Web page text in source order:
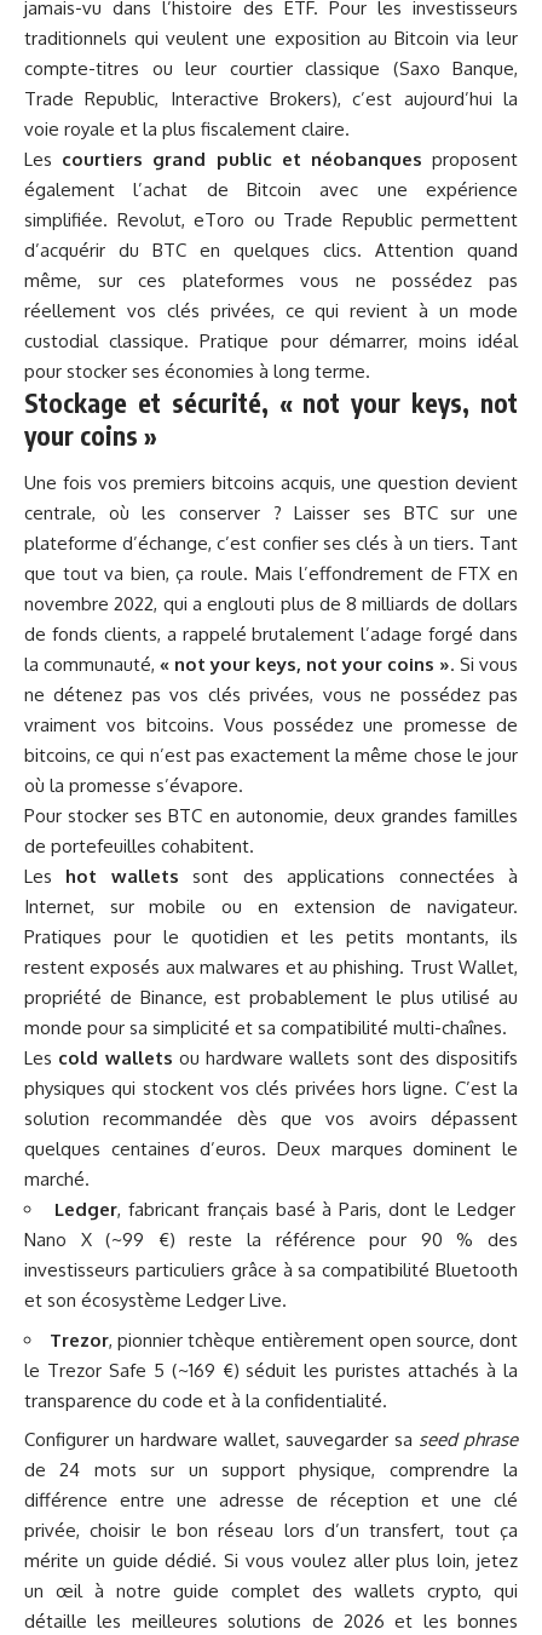
jamais-vu dans l’histoire des ETF. Pour les investisseurs
traditionnels qui veulent une exposition au Bitcoin via leur
compte-titres ou leur courtier classique (Saxo Banque,
Trade Republic, Interactive Brokers), c’est aujourd’hui la
voie royale et la plus fiscalement claire.
Les courtiers grand public et néobanques proposent
également l’achat de Bitcoin avec une expérience
simplifiée. Revolut, eToro ou Trade Republic permettent
d’acquérir du BTC en quelques clics. Attention quand
même, sur ces plateformes vous ne possédez pas
réellement vos clés privées, ce qui revient à un mode
custodial classique. Pratique pour démarrer, moins idéal
pour stocker ses économies à long terme.
Stockage et sécurité, « not your keys, not
your coins »
Une fois vos premiers bitcoins acquis, une question devient
centrale, où les conserver ? Laisser ses BTC sur une
plateforme d’échange, c’est confier ses clés à un tiers. Tant
que tout va bien, ça roule. Mais l’effondrement de FTX en
novembre 2022, qui a englouti plus de 8 milliards de dollars
de fonds clients, a rappelé brutalement l’adage forgé dans
la communauté, « not your keys, not your coins ». Si vous
ne détenez pas vos clés privées, vous ne possédez pas
vraiment vos bitcoins. Vous possédez une promesse de
bitcoins, ce qui n’est pas exactement la même chose le jour
où la promesse s’évapore.
Pour stocker ses BTC en autonomie, deux grandes familles
de portefeuilles cohabitent.
Les hot wallets sont des applications connectées à
Internet, sur mobile ou en extension de navigateur.
Pratiques pour le quotidien et les petits montants, ils
restent exposés aux malwares et au phishing. Trust Wallet,
propriété de Binance, est probablement le plus utilisé au
monde pour sa simplicité et sa compatibilité multi-chaînes.
Les cold wallets ou hardware wallets sont des dispositifs
physiques qui stockent vos clés privées hors ligne. C’est la
solution recommandée dès que vos avoirs dépassent
quelques centaines d’euros. Deux marques dominent le
marché.
Ledger, fabricant français basé à Paris, dont le Ledger
Nano X (~99 €) reste la référence pour 90 % des
investisseurs particuliers grâce à sa compatibilité Bluetooth
et son écosystème Ledger Live.
Trezor, pionnier tchèque entièrement open source, dont
le Trezor Safe 5 (~169 €) séduit les puristes attachés à la
transparence du code et à la confidentialité.
Configurer un hardware wallet, sauvegarder sa seed phrase
de 24 mots sur un support physique, comprendre la
différence entre une adresse de réception et une clé
privée, choisir le bon réseau lors d’un transfert, tout ça
mérite un guide dédié. Si vous voulez aller plus loin, jetez
un œil à notre guide complet des wallets crypto, qui
détaille les meilleures solutions de 2026 et les bonnes